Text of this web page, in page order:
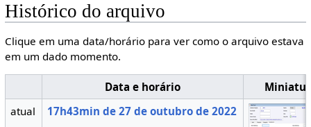
Histórico do arquivo
Clique em uma data/horário para ver como o arquivo estava
em um dado momento.
Data e horário
atual
17h43min de 27 de outubro de 2022